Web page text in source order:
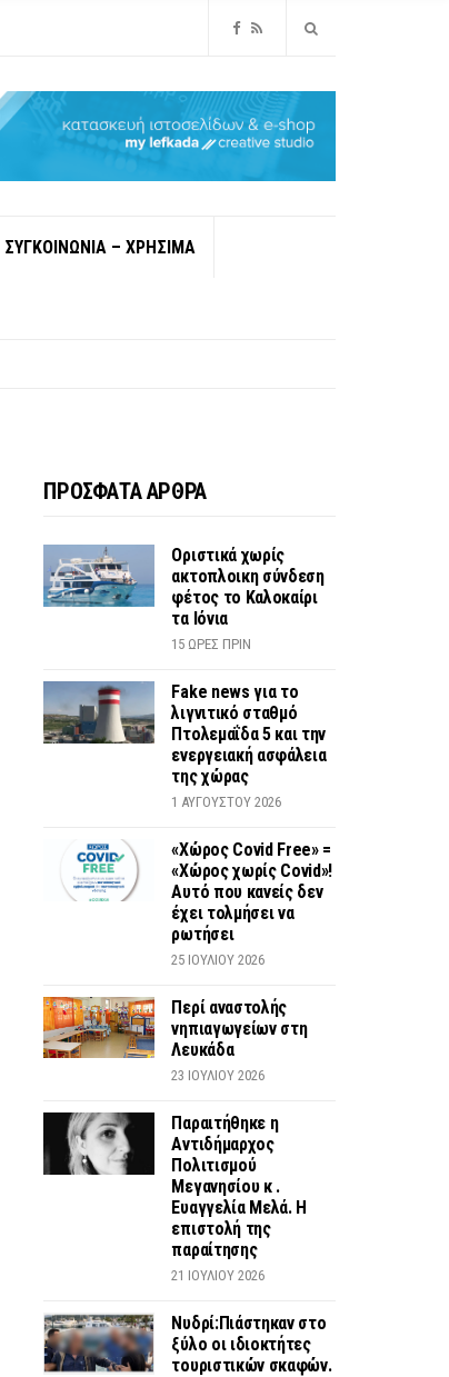
ΣΥΓΚΟΙΝΩΝΙΑ – ΧΡΗΣΙΜΑ
ΠΡΟΣΦΑΤΑ ΑΡΘΡΑ
Οριστικά χωρίς
ακτοπλοικη σύνδεση
φέτος το Καλοκαίρι
τα Ιόνια
15 ΏΡΕΣ ΠΡΙΝ
Fake news για το
λιγνιτικό σταθμό
Πτολεμαΐδα 5 και την
ενεργειακή ασφάλεια
της χώρας
1 ΑΥΓΟΎΣΤΟΥ 2026
«Χώρος Covid Free» =
«Χώρος χωρίς Covid»!
Αυτό που κανείς δεν
έχει τολμήσει να
ρωτήσει
25 ΙΟΥΛΊΟΥ 2026
Περί αναστολής
νηπιαγωγείων στη
Λευκάδα
23 ΙΟΥΛΊΟΥ 2026
Παραιτήθηκε η
Αντιδήμαρχος
Πολιτισμού
Μεγανησίου κ .
Ευαγγελία Μελά. Η
επιστολή της
παραίτησης
21 ΙΟΥΛΊΟΥ 2026
Νυδρί:Πιάστηκαν στο
ξύλο οι ιδιοκτήτες
τουριστικών σκαφών.